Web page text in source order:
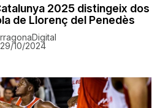
2025 distingeix dos
de Llorenç del Penedès
29/10/2024